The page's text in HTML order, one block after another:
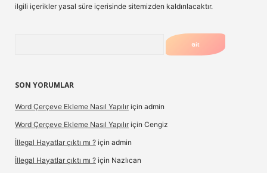
ilgili içerikler yasal süre içerisinde sitemizden kaldırılacaktır.
SON YORUMLAR
Word Çerçeve Ekleme Nasıl Yapılır için admin
Word Çerçeve Ekleme Nasıl Yapılır için Cengiz
İllegal Hayatlar çıktı mı ? için admin
İllegal Hayatlar çıktı mı ? için Nazlıcan